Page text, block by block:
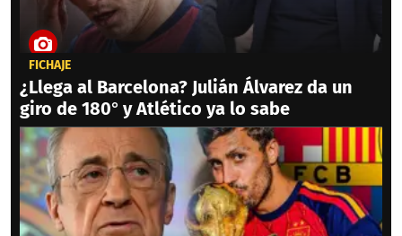
FICHAJE
¿Llega al Barcelona? Julián Álvarez da un
giro de 180° y Atlético ya lo sabe